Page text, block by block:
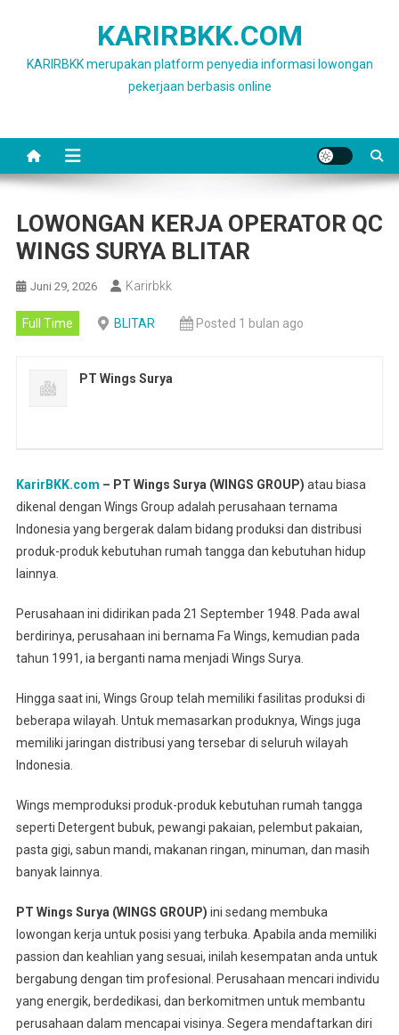
KARIRBKK.COM
KARIRBKK merupakan platform penyedia informasi lowongan
pekerjaan berbasis online
LOWONGAN KERJA OPERATOR QC
WINGS SURYA BLITAR
Juni 29, 2026 Karirbkk
Full Time BLITAR Posted 1 bulan ago
PT Wings Surya
KarirBKK.com – PT Wings Surya (WINGS GROUP) atau biasa
dikenal dengan Wings Group adalah perusahaan ternama
Indonesia yang bergerak dalam bidang produksi dan distribusi
produk-produk kebutuhan rumah tangga dan kebutuhan hidup
lainnya.
Perusahaan ini didirikan pada 21 September 1948. Pada awal
berdirinya, perusahaan ini bernama Fa Wings, kemudian pada
tahun 1991, ia berganti nama menjadi Wings Surya.
Hingga saat ini, Wings Group telah memiliki fasilitas produksi di
beberapa wilayah. Untuk memasarkan produknya, Wings juga
memiliki jaringan distribusi yang tersebar di seluruh wilayah
Indonesia.
Wings memproduksi produk-produk kebutuhan rumah tangga
seperti Detergent bubuk, pewangi pakaian, pelembut pakaian,
pasta gigi, sabun mandi, makanan ringan, minuman, dan masih
banyak lainnya.
PT Wings Surya (WINGS GROUP) ini sedang membuka
lowongan kerja untuk posisi yang terbuka. Apabila anda memiliki
passion dan keahlian yang sesuai, inilah kesempatan anda untuk
bergabung dengan tim profesional. Perusahaan mencari individu
yang energik, berdedikasi, dan berkomitmen untuk membantu
perusahaan dalam mencapai visinya. Segera mendaftarkan diri